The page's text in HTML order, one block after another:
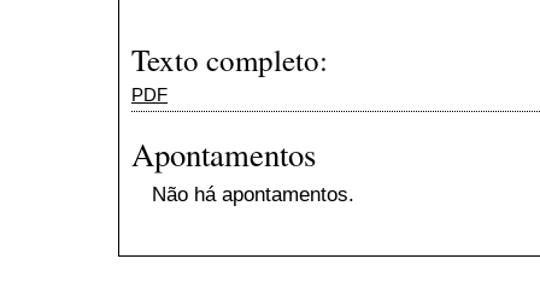
Texto completo:
PDF
Apontamentos
Não há apontamentos.